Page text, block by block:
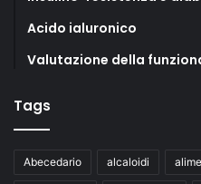
Acido ialuronico
Valutazione della
Tags
Abecedario alcaloidi